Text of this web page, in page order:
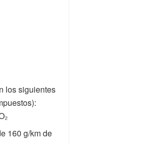
los siguientes
160 g/km de